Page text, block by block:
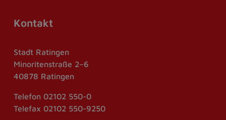
Kontakt
Stadt Ratingen
Minoritenstraße 2–6
40878 Ratingen
Telefon 02102 550-0
Telefax 02102 550-9250